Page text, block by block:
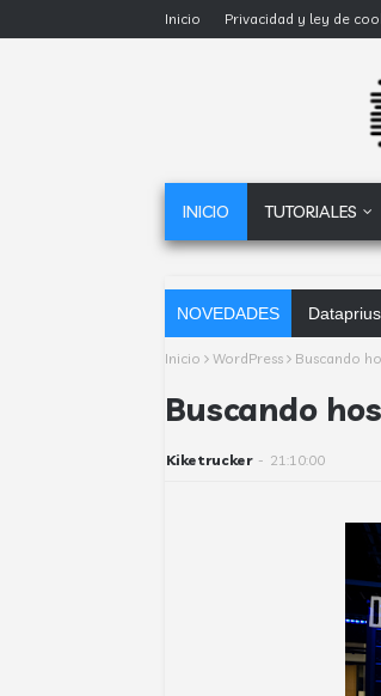
Inicio Privacidad y ley de
INICIO TUTORIALES
NOVEDADES
Inicio WordPress Buscando
Buscando
Kiketrucker - 21:10:00